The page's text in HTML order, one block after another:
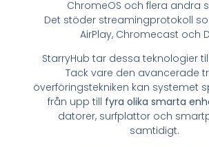
ChromeOS och flera andra
Det stöder streamingprotokoll
AirPlay, Chromecast och
StarryHub tar dessa teknologier
Tack vare den avancerade
överföringstekniken kan systemet
från upp till fyra olika smarta
datorer, surfplattor och
samtidigt.